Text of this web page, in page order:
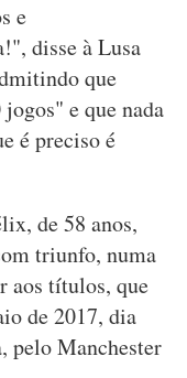
e
disse à Lusa
que
e que nada
é preciso é
de 58 anos,
triunfo, numa
aos títulos, que
de 2017, dia
pelo Manchester